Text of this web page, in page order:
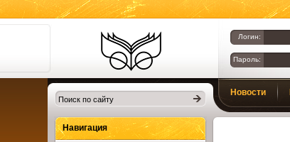
Библиотеки
Клина. Клинская
ЦБС.
Логин:
Пароль:
Новости
Навигация